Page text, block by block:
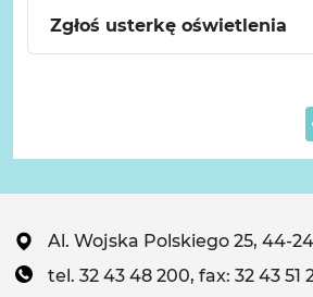
Zgłoś usterkę oświetlenia
Al. Wojska Polskiego 25, 44-
tel. 32 43 48 200, fax: 32 43 51